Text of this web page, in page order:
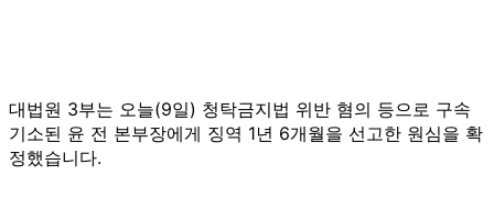
대법원 3부는 오늘(9일) 청탁금지법 위반 혐의 등으로 구속
기소된 윤 전 본부장에게 징역 1년 6개월을 선고한 원심을 확
정했습니다.